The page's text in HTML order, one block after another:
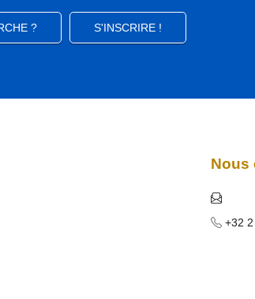
? S'INSCRIRE !
Nous
+32 2